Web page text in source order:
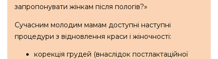
запропонувати жінкам після пологів?»
Сучасним молодим мамам доступні наступні
процедури з відновлення краси і жіночності:
корекція грудей (внаслідок постлактаційної